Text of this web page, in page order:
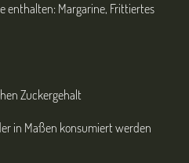
enthalten: Margarine, Frittiertes
Zuckergehalt
in Maßen konsumiert werden